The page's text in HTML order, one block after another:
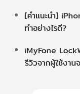
[คำแนะนำ]
ทำอย่างไรดี?
iMyFone
รีวิวจากผู้ใช้งาน